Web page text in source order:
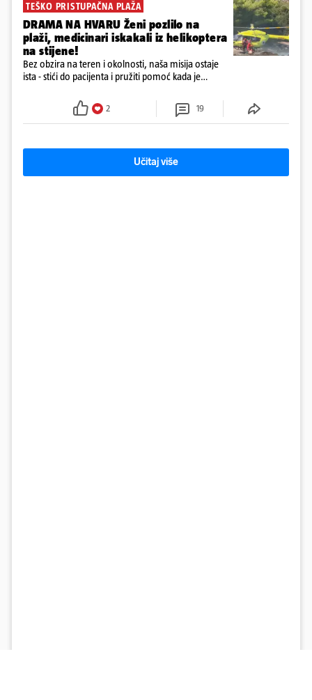
TEŠKO PRISTUPAČNA PLAŽA
DRAMA NA HVARU Ženi pozlilo na
plaži, medicinari iskakali iz helikoptera
na stijene!
Bez obzira na teren i okolnosti, naša misija ostaje
ista - stići do pacijenta i pružiti pomoć kada je
2 19
Učitaj više